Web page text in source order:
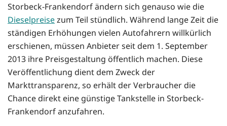
Storbeck-Frankendorf ändern sich genauso wie die
Dieselpreisezum Teil stündlich. Während lange Zeit die
ständigen Erhöhungen vielen Autofahrern willkürlich
erschienen, müssen Anbieter seit dem 1. September
2013 ihre Preisgestaltung öffentlich machen. Diese
Veröffentlichung dient dem Zweck der
Markttransparenz, so erhält der Verbraucher die
Chance direkt eine günstige Tankstelle in Storbeck-
Frankendorf anzufahren.